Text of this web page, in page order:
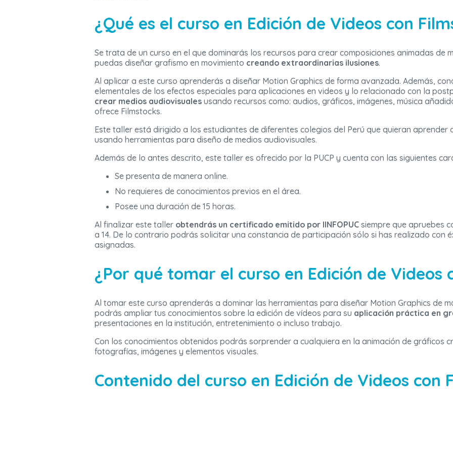
¿Qué es el curso en Edición de Videos con
Se trata de un curso en el que dominarás los recursos para crear composiciones animadas de
puedas diseñar grafismo en movimiento creando extraordinarias ilusiones.
Al aplicar a este curso aprenderás a diseñar Motion Graphics de forma avanzada. Además,
elementales de los efectos especiales para aplicaciones en videos y lo relacionado con la
crear medios audiovisuales usando recursos como: audios, gráficos, imágenes, música
ofrece Filmstocks.
Este taller está dirigido a los estudiantes de diferentes colegios del Perú que quieran aprender
usando herramientas para diseño de medios audiovisuales.
Además de lo antes descrito, este taller es ofrecido por la PUCP y cuenta con las siguientes
Se presenta de manera online.
No requieres de conocimientos previos en el área.
Posee una duración de 15 horas.
Al finalizar este taller obtendrás un certificado emitido por IINFOPUC siempre que apruebes
a 14. De lo contrario podrás solicitar una constancia de participación sólo si has realizado con
asignadas.
¿Por qué tomar el curso en Edición de Videos
Al tomar este curso aprenderás a dominar las herramientas para diseñar Motion Graphics de
podrás ampliar tus conocimientos sobre la edición de vídeos para su aplicación práctica en
presentaciones en la institución, entretenimiento o incluso trabajo.
Con los conocimientos obtenidos podrás sorprender a cualquiera en la animación de gráficos
fotografías, imágenes y elementos visuales.
Contenido del curso en Edición de Videos con